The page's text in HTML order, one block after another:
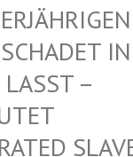
IN RU
– BE
CA
SLAVE